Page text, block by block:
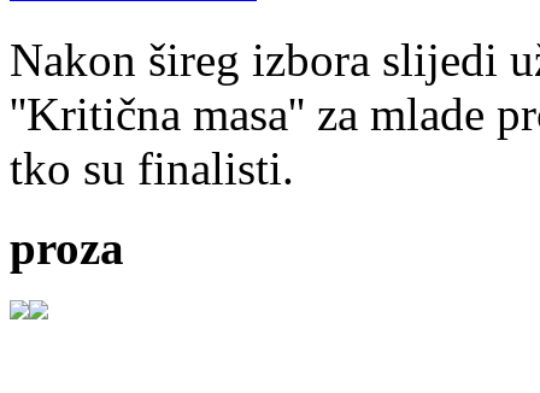
Nakon šireg izbora slijedi
''Kritična masa'' za mlade
tko su finalisti.
proza